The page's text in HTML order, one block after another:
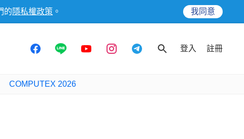
的 隱私權政策 。 我同意
登入 註冊
COMPUTEX 2026